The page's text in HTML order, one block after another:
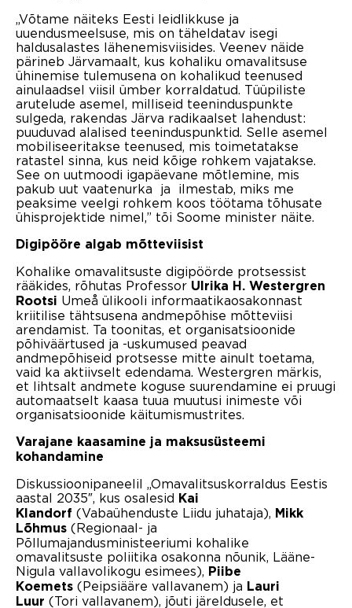
„Võtame näiteks Eesti leidlikkuse ja
uuendusmeelsuse, mis on täheldatav isegi
haldusalastes lähenemisviisides. Veenev näide
pärineb Järvamaalt, kus kohaliku omavalitsuse
ühinemise tulemusena on kohalikud teenused
ainulaadsel viisil ümber korraldatud. Tüüpiliste
arutelude asemel, milliseid teeninduspunkte
sulgeda, rakendas Järva radikaalset lahendust:
puuduvad alalised teeninduspunktid. Selle asemel
mobiliseeritakse teenused, mis toimetatakse
ratastel sinna, kus neid kõige rohkem vajatakse.
See on uutmoodi igapäevane mõtlemine, mis
pakub uut vaatenurka ja ilmestab, miks me
peaksime veelgi rohkem koos töötama tõhusate
ühisprojektide nimel,” tõi Soome minister näite.
Digipööre algab mõtteviisist
Kohalike omavalitsuste digipöörde protsessist
rääkides, rõhutas Professor Ulrika H. Westergren
Rootsi Umeå ülikooli informaatikaosakonnast
kriitilise tähtsusena andmepõhise mõtteviisi
arendamist. Ta toonitas, et organisatsioonide
põhiväärtused ja -uskumused peavad
andmepõhiseid protsesse mitte ainult toetama,
vaid ka aktiivselt edendama. Westergren märkis,
et lihtsalt andmete koguse suurendamine ei pruugi
automaatselt kaasa tuua muutusi inimeste või
organisatsioonide käitumismustrites.
Varajane kaasamine ja maksusüsteemi
kohandamine
Diskussioonipaneelil „Omavalitsuskorraldus Eestis
aastal 2035″, kus osalesid Kai
Klandorf (Vabaühenduste Liidu juhataja), Mikk
Lõhmus (Regionaal- ja
Põllumajandusministeeriumi kohalike
omavalitsuste poliitika osakonna nõunik, Lääne-
Nigula vallavolikogu esimees), Piibe
Koemets (Peipsiääre vallavanem) ja Lauri
Luur (Tori vallavanem), jõuti järeldusele, et